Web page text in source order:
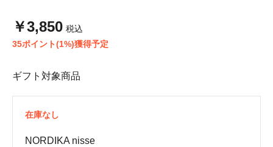
￥3,850 税込
35ポイント(1%)獲得予定
ギフト対象商品
在庫なし
NORDIKA nisse